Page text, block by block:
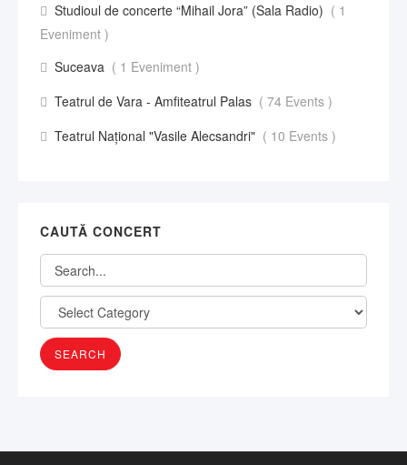
Studioul de concerte “Mihail Jora” (Sala Radio) ( 1
Eveniment )
Suceava ( 1 Eveniment )
Teatrul de Vara - Amfiteatrul Palas ( 74 Events )
Teatrul Național "Vasile Alecsandri" ( 10 Events )
CAUTĂ CONCERT